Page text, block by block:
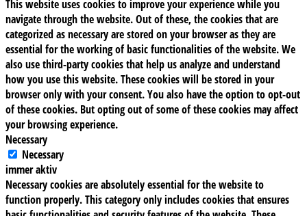
This website uses cookies to improve your experience while you
navigate through the website. Out of these, the cookies that are
categorized as necessary are stored on your browser as they are
essential for the working of basic functionalities of the website. We
also use third-party cookies that help us analyze and understand
how you use this website. These cookies will be stored in your
browser only with your consent. You also have the option to opt-out
of these cookies. But opting out of some of these cookies may affect
your browsing experience.
Necessary
Necessary
immer aktiv
Necessary cookies are absolutely essential for the website to
function properly. This category only includes cookies that ensures